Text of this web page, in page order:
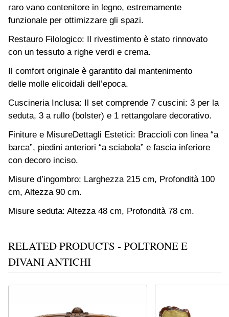
raro vano contenitore in legno, estremamente
funzionale per ottimizzare gli spazi.
Restauro Filologico: Il rivestimento è stato rinnovato
con un tessuto a righe verdi e crema.
Il comfort originale è garantito dal mantenimento
delle molle elicoidali dell’epoca.
Cuscineria Inclusa: Il set comprende 7 cuscini: 3 per la
seduta, 3 a rullo (bolster) e 1 rettangolare decorativo.
Finiture e MisureDettagli Estetici: Braccioli con linea “a
barca”, piedini anteriori “a sciabola” e fascia inferiore
con decoro inciso.
Misure d’ingombro: Larghezza 215 cm, Profondità 100
cm, Altezza 90 cm.
Misure seduta: Altezza 48 cm, Profondità 78 cm.
RELATED PRODUCTS - POLTRONE E
DIVANI ANTICHI